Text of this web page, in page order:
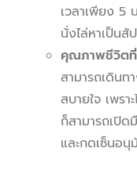
เวลาเพียง 5
นั่งไล่หาเป็นสั
คุณภาพชีวิตที่
สามารถเดิน
สบายใจ เพรา
ก็สามารถเปิ
และกดเซ็นอนุ